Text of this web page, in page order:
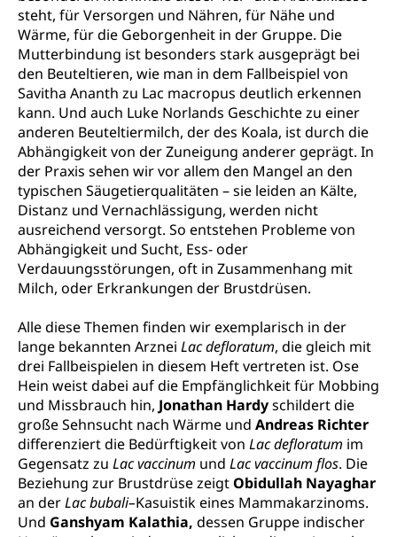
steht, für Versorgen und Nähren, für Nähe und
Wärme, für die Geborgenheit in der Gruppe. Die
Mutterbindung ist besonders stark ausgeprägt bei
den Beuteltieren, wie man in dem Fallbeispiel von
Savitha Ananth zu Lac macropus deutlich erkennen
kann. Und auch Luke Norlands Geschichte zu einer
anderen Beuteltiermilch, der des Koala, ist durch die
Abhängigkeit von der Zuneigung anderer geprägt. In
der Praxis sehen wir vor allem den Mangel an den
typischen Säugetierqualitäten – sie leiden an Kälte,
Distanz und Vernachlässigung, werden nicht
ausreichend versorgt. So entstehen Probleme von
Abhängigkeit und Sucht, Ess- oder
Verdauungsstörungen, oft in Zusammenhang mit
Milch, oder Erkrankungen der Brustdrüsen.
Alle diese Themen finden wir exemplarisch in der
lange bekannten Arznei Lac defloratum, die gleich mit
drei Fallbeispielen in diesem Heft vertreten ist. Ose
Hein weist dabei auf die Empfänglichkeit für Mobbing
und Missbrauch hin, Jonathan Hardyschildert die
große Sehnsucht nach Wärme und Andreas Richter
differenziert die Bedürftigkeit von Lac defloratum im
Gegensatz zu Lac vaccinum und Lac vaccinum flos. Die
Beziehung zur Brustdrüse zeigtObidullah Nayaghar
an derLac bubali–Kasuistik eines Mammakarzinoms.
Und Ganshyam Kalathia, dessen Gruppe indischer